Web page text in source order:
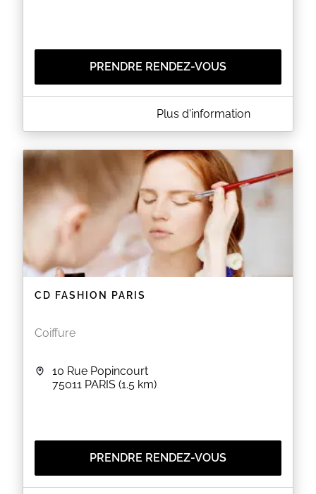
PRENDRE RENDEZ-VOUS
A PROPOS DE DAVID MALLETT
David Mallett est un salon de coiffure situé au 14 rue
propose des coupes pour homme et femme ainsi
que des colorations, des balayages et des soins
EN SAVOIR PLUS
Plus d'information
CD FASHION PARIS
Coiffure
10 Rue Popincourt
75011 PARIS (1.5 km)
PRENDRE RENDEZ-VOUS